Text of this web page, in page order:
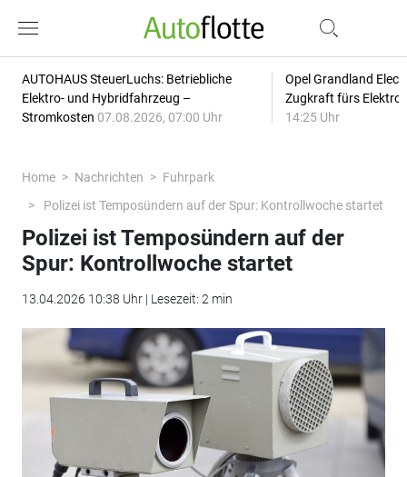
AUTOHAUS SteuerLuchs: Betriebliche
Elektro- und Hybridfahrzeug –
Stromkosten 07.08.2026, 07:00 Uhr
Opel Grandland
Zugkraft fürs
14:25 Uhr
Home Nachrichten
Fuhrpark
Polizei ist Temposündern auf der Spur: Kontrollwoche startet
Polizei ist Temposündern auf der
Spur: Kontrollwoche startet
13.04.2026 10:38 Uhr | Lesezeit: 2 min